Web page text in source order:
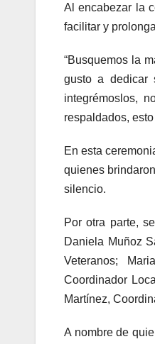
Al encabezar la
facilitar y
“Busquemos la
gusto a dedicar
integrémoslos,
respaldados,
En esta
quienes
silencio.
Por otra parte,
Daniela Muñoz
Veteranos;
Coordinador
Martínez,
A nombre de